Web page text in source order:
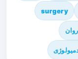
surgery